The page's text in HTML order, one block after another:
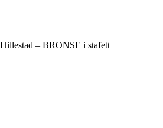
– BRONSE i stafett